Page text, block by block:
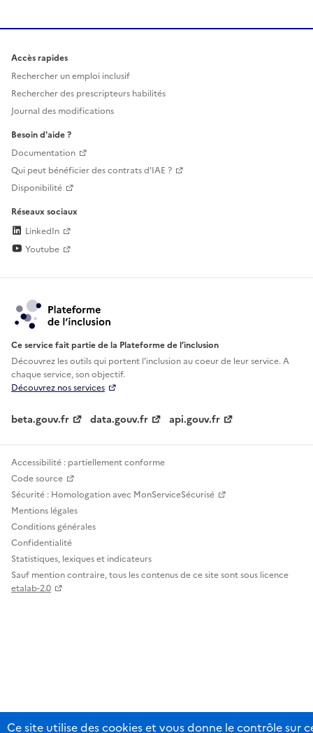
Accès rapides
Rechercher un emploi inclusif
Rechercher des prescripteurs habilités
Journal des modifications
Besoin d'aide ?
Documentation
Qui peut bénéficier des contrats d'IAE ?
Disponibilité
Réseaux sociaux
LinkedIn
Youtube
Ce service fait partie de la Plateforme de l’inclusion
Découvrez les outils qui portent l'inclusion aucoeur de leur service. A
chaque service, son objectif.
Découvrez nos services
beta.gouv.fr data.gouv.fr api.gouv.fr
Accessibilité : partiellement conforme
Code source
Sécurité : Homologation avec MonServiceSécurisé
Mentions légales
Conditions générales
Confidentialité
Statistiques, lexiques et indicateurs
Sauf mention contraire, tous les contenus de ce site sont sous licence
etalab-2.0
Ce site utilise des cookies et vous donne le contrôle sur